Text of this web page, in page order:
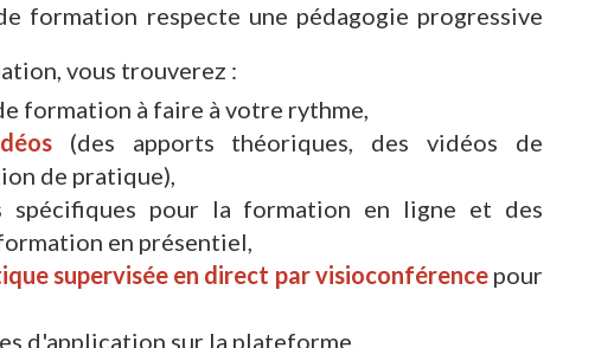
formation respecte une pédagogie progressive
vous trouverez :
formation à faire à votre rythme,
(des apports théoriques, des vidéos de
de pratique),
spécifiques pour la formation en ligne et des
en présentiel,
supervisée en direct par visioconférence pour
d'application sur la plateforme,